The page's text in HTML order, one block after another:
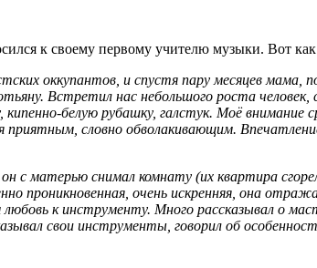
к своему первому учителю музыки. Вот
оккупантов, и спустя пару месяцев
Встретил нас небольшого роста
белую рубашку, галстук. Моё
приятным, словно обволакивающим.
он с матерью снимал комнату (их квартира
проникновенная, очень искренняя, она
к инструменту. Много рассказывал о
свои инструменты, говорил об